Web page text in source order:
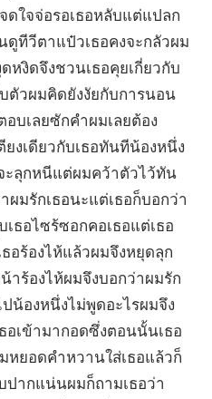
ดใจจ่อรอเธอหลับแต่แปลก
ทีวีตาแป๋วเธอคงจะกลัวผม
หงิดจึงชวนเธอคุยเกี่ยวกับ
ตัวผมคิดยังงัยกับการนอน
บเลยซักคำผมเลยต้อง
งเดียวกับเธอทันทีน้องหนึ่ง
ะลุกหนีแต่ผมคว้าตัวไว้ทัน
มรักเธอนะแต่เธอก็บอกว่า
ธอไซร้ซอกคอเธอแต่เธอ
อร้องไห้แล้วผมจึงหยุดลุก
าร้องไห้ผมจึงบอกว่าผมรัก
ปน้องหนึ่งไม่พูดอะไรผมจึง
อเข้ามากอดซึ่งตอนนั้นเธอ
หยอดคำหวานใส่เธอแล้วก็
ปากแน่นผมก็ถามเธอว่า